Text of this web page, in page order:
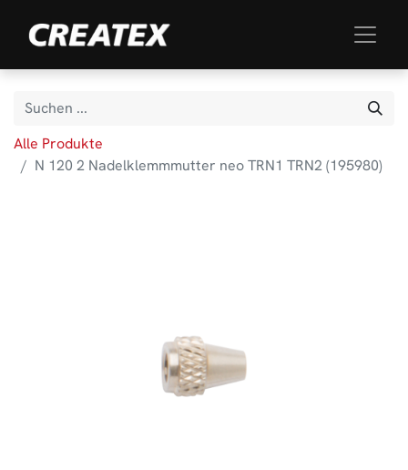
Alle Produkte
N 120 2 Nadelklemmmutter neo TRN1 TRN2 (195980)